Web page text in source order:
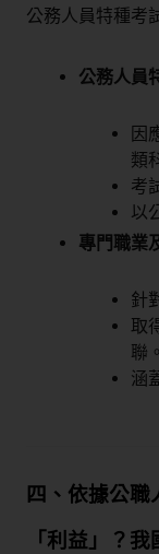
公務人員特種考
公務人員
因
類
考
以
專門職業
針
取
聯。
涵
四、依據公
「利益」？